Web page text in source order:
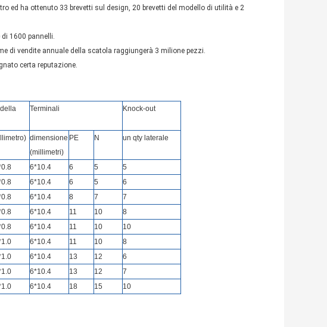
ed ha ottenuto 33 brevetti sul design, 20 brevetti del modello di utilità e 2
1600 pannelli.
di vendite annuale della scatola raggiungerà 3 milione pezzi.
certa reputazione.
Terminali Knock-out
dimensione
(millimetri)
PE N un qty laterale
6*10.4 6 5
5
6*10.4 6 5
6
6*10.4 8 7
7
6*10.4 11 10
8
6*10.4 11 10
10
6*10.4 11 10
8
6*10.4 13 12
6
6*10.4 13 12
7
6*10.4 18 15 10